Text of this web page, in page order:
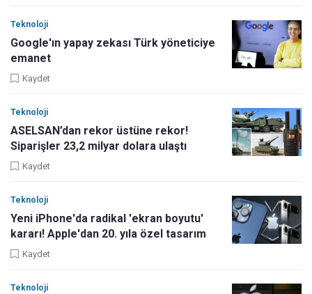
Teknoloji
Google'ın yapay zekası Türk yöneticiye
emanet
Kaydet
Teknoloji
ASELSAN’dan rekor üstüne rekor!
Siparişler 23,2 milyar dolara ulaştı
Kaydet
Teknoloji
Yeni iPhone'da radikal 'ekran boyutu'
kararı! Apple'dan 20. yıla özel tasarım
Kaydet
Teknoloji